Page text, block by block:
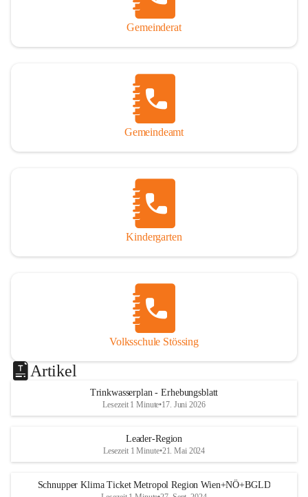
Gemeinderat
Gemeindeamt
Kindergarten
Volksschule Stössing
Artikel
Trinkwasserplan - Erhebungsblatt
Lesezeit 1 Minute•17. Juni 2026
Leader-Region
Lesezeit 1 Minute•21. Mai 2024
Schnupper Klima Ticket Metropol Region Wien+NÖ+BGLD